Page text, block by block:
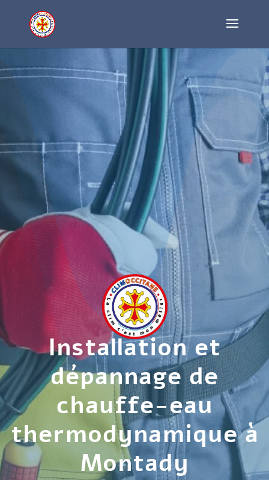
Installation et
dépannage de
chauffe-eau
thermodynamique à
Montady